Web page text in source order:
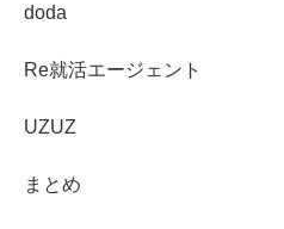
doda
Re就活エージェント
UZUZ
まとめ